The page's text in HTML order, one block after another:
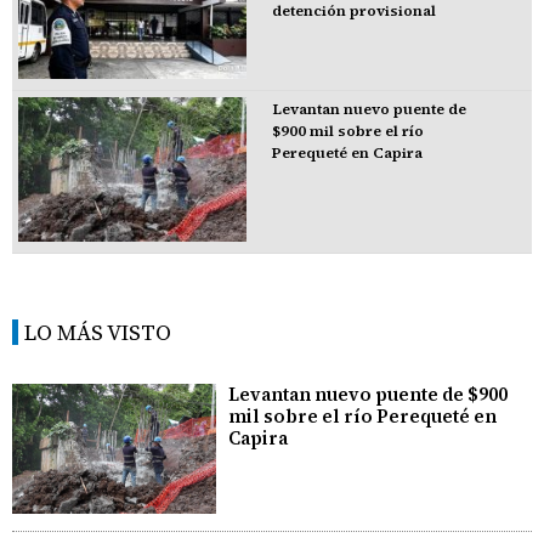
detención provisional
Levantan nuevo puente de
$900 mil sobre el río
Perequeté en Capira
LO MÁS VISTO
Levantan nuevo puente de $900
mil sobre el río Perequeté en
Capira